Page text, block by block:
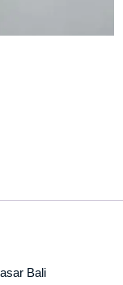
Bali